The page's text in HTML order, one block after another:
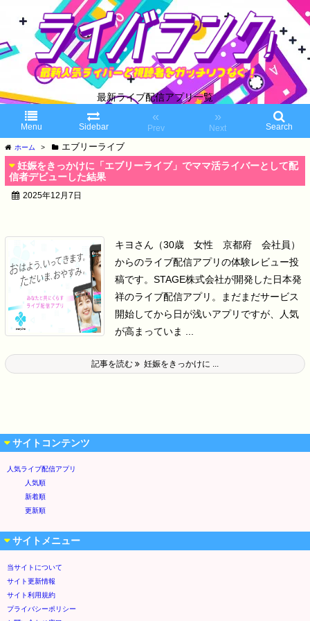
最新ライブ配信アプリ一覧
Menu Sidebar
«
Prev
»
Next Search
ホーム > エブリーライブ
妊娠をきっかけに「エブリーライブ」でママ活ライバーとして配
信者デビューした結果
2025年12月7日
キヨさん（30歳 女性 京都府 会社員）
からのライブ配信アプリの体験レビュー投
稿です。 STAGE株式会社が開発した日本発
祥のライブ配信アプリ。
まだまだサービス
開始してから日が浅いアプリですが、人気
が高まっていま ...
記事を読む 妊娠をきっかけに ...
サイトコンテンツ
人気ライブ配信アプリ
人気順
新着順
更新順
サイトメニュー
当サイトについて
サイト更新情報
サイト利用規約
プライバシーポリシー